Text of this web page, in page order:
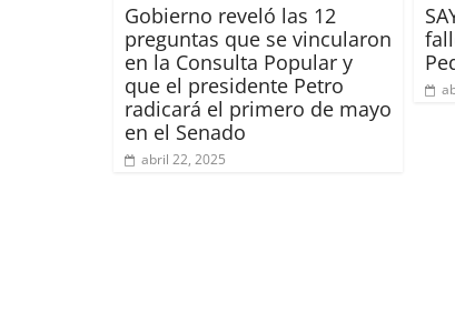
Gobierno reveló las 12
preguntas que se vincularon
en la Consulta Popular y
que el presidente Petro
radicará el primero de mayo
en el Senado
abril 22, 2025